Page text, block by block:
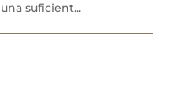
suficient...